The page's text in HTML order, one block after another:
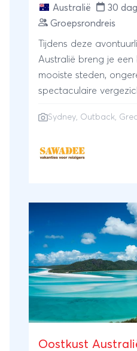
Australië
30
Groepsrondreis
Tijdens deze
Australië breng je
mooiste steden,
spectaculaire
cultuur. Reizen door
Australië is
complete rondreis. Je
via de Great Ocean
maken we gebruik
vluchten. De
een Nederlandse
reisbegeleider zorgt
optimaal mogelijk
eerste aanspreekpunt
graag tips over
plekjes en leuke
Sydney, Outback,
Oostkust